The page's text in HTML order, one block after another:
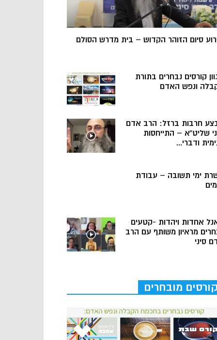
סיום הזוהר הקדוש – בית מדרש הסולם
קורסים נבחרים בתורת
ונפש האדם
חרבות ברזל: הרב אדם
שליט”א – התייחסות
ודברי...
ימי תשובה – עבודת
אחדות ויהדות -קטעים
מראיון משותף עם הרב
סיני
קורסים מובחרים